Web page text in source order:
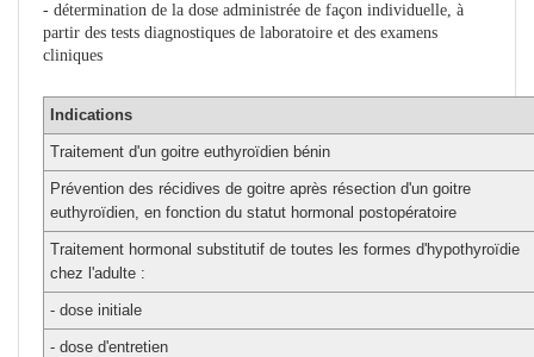
- détermination de la dose administrée de façon individuelle, à
partir des tests diagnostiques de laboratoire et des examens
cliniques
Indications
Traitement d'un goitre euthyroïdien bénin
Prévention des récidives de goitre après résection d'un goitre
euthyroïdien, en fonction du statut hormonal postopératoire
Traitement hormonal substitutif de toutes les formes d'hypothyroïdie
chez l'adulte :
- dose initiale
- dose d'entretien